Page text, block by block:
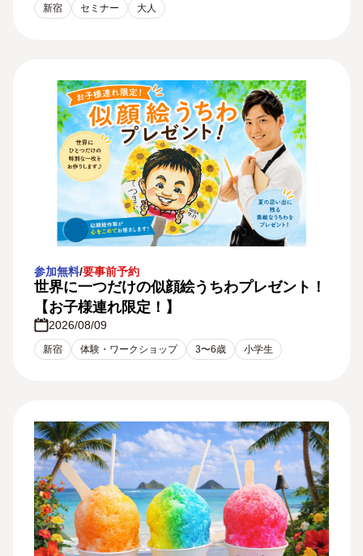
新宿 セミナー 大人
参加無料/要事前予約
世界に一つだけの似顔絵うちわプレゼント！
【お子様連れ限定！】
2026/08/09
新宿 体験・ワークショップ 3〜6歳 小学生